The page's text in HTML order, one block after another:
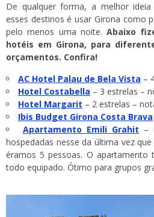
De qualquer forma, a melhor
esses destinos é usar Girona como
pelo menos uma noite.Abaixo
hotéis em Girona, para
orçamentos. Confira!
AC Hotel Palau de Bela Vista –
Hotel Costabella – 3 estrelas –
Hotel Margarit – 2 estrelas –
Ibis Budget Girona Costa Brava
Apartamento Emili Grahit –
hospedadas nesse da última vez
éramos 5 pessoas. O
todo equipado. Ótimo para grupos